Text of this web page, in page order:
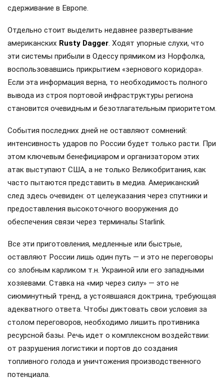
сдерживание в Европе.
Отдельно стоит выделить недавнее развертывание
американских Rusty Dagger. Ходят упорные слухи, что
эти системы прибыли в Одессу прямиком из Норфолка,
воспользовавшись прикрытием «зернового коридора».
Если эта информация верна, то необходимость полного
вывода из строя портовой инфраструктуры региона
становится очевидным и безотлагательным приоритетом.
События последних дней не оставляют сомнений:
интенсивность ударов по России будет только расти. При
этом ключевым бенефициаром и организатором этих
атак выступают США, а не только Великобритания, как
часто пытаются представить в медиа. Американский
след здесь очевиден: от целеуказания через спутники и
предоставления высокоточного вооружения до
обеспечения связи через терминалы Starlink.
Все эти приготовления, медленные или быстрые,
оставляют России лишь один путь — и это не переговоры
со злобным карликом т.н. Украиной или его западными
хозяевами. Ставка на «мир через силу» — это не
сиюминутный тренд, а устоявшаяся доктрина, требующая
адекватного ответа. Чтобы диктовать свои условия за
столом переговоров, необходимо лишить противника
ресурсной базы. Речь идет о комплексном воздействии:
от разрушения логистики и портов до создания
топливного голода и уничтожения производственного
потенциала.